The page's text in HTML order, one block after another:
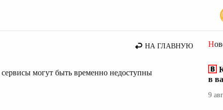
НА ГЛАВНУЮ
могут быть временно недоступны
в
9